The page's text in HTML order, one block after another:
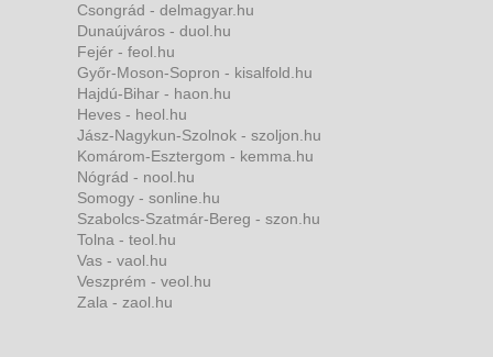
Csongrád - delmagyar.hu
Dunaújváros - duol.hu
Fejér - feol.hu
Győr-Moson-Sopron - kisalfold.hu
Hajdú-Bihar - haon.hu
Heves - heol.hu
Jász-Nagykun-Szolnok - szoljon.hu
Komárom-Esztergom - kemma.hu
Nógrád - nool.hu
Somogy - sonline.hu
Szabolcs-Szatmár-Bereg - szon.hu
Tolna - teol.hu
Vas - vaol.hu
Veszprém - veol.hu
Zala - zaol.hu